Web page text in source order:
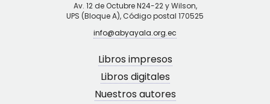
Av. 12 de Octubre N24-22 y Wilson,
UPS (Bloque A), Código postal 170525
info@abyayala.org.ec
Libros impresos
Libros digitales
Nuestros autores